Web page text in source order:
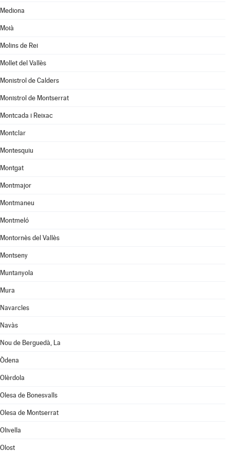
Mediona
Moià
Molins de Rei
Mollet del Vallès
Monistrol de Calders
Monistrol de Montserrat
Montcada i Reixac
Montclar
Montesquiu
Montgat
Montmajor
Montmaneu
Montmeló
Montornès del Vallès
Montseny
Muntanyola
Mura
Navarcles
Navàs
Nou de Berguedà, La
Òdena
Olèrdola
Olesa de Bonesvalls
Olesa de Montserrat
Olivella
Olost